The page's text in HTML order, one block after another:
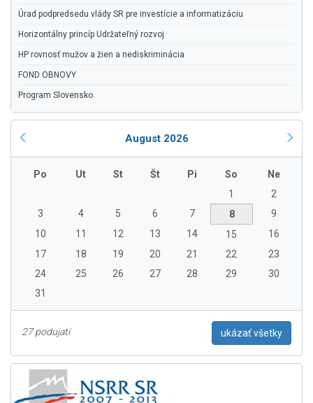
Úrad podpredsedu vlády SR pre investície a informatizáciu
Horizontálny princíp Udržateľný rozvoj
HP rovnosť mužov a žien a nediskriminácia
FOND OBNOVY
Program Slovensko
August 2026
Po Ut St Št Pi So
Ne
1
2
3
4 5 6 7 8
9
10
11 12 13 14 15
16
17
18 19 20 21 22
23
24
25 26 27 28 29
30
31
27 podujatí ukázať všetky